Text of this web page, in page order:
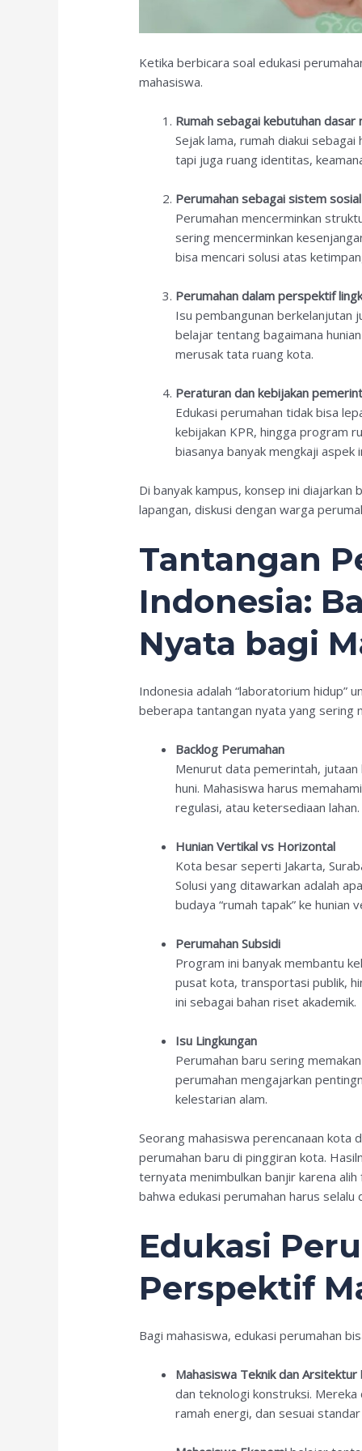
Ketika berbicara soal edukasi
mahasiswa.
Rumah sebagai kebutuhan dasar
Sejak lama, rumah diakui
tapi juga ruang identitas,
Perumahan sebagai sistem
Perumahan mencerminkan
sering mencerminkan
bisa mencari solusi atas
Perumahan dalam perspektif
Isu pembangunan berkelanjutan
belajar tentang bagaimana
merusak tata ruang kota.
Peraturan dan kebijakan
Edukasi perumahan tidak bisa
kebijakan KPR, hingga program
biasanya banyak mengkaji aspek
Di banyak kampus, konsep ini
lapangan, diskusi dengan warga
Tantangan
Indonesia:
Nyata bagi
Indonesia adalah “laboratorium hidup”
beberapa tantangan nyata yang sering
Backlog Perumahan
Menurut data pemerintah, jutaan
huni. Mahasiswa harus
regulasi, atau ketersediaan lahan.
Hunian Vertikal vs Horizontal
Kota besar seperti Jakarta,
Solusi yang ditawarkan adalah
budaya “rumah tapak” ke hunian
Perumahan Subsidi
Program ini banyak membantu
pusat kota, transportasi publik,
ini sebagai bahan riset akademik.
Isu Lingkungan
Perumahan baru sering
perumahan mengajarkan
kelestarian alam.
Seorang mahasiswa perencanaan kota
perumahan baru di pinggiran kota.
ternyata menimbulkan banjir karena
bahwa edukasi perumahan harus selalu
Edukasi
Perspektif
Bagi mahasiswa, edukasi perumahan
Mahasiswa Teknik dan Arsitektur
dan teknologi konstruksi.
ramah energi, dan sesuai standar